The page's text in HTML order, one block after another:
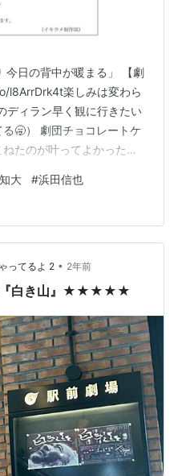
今日の背中が暖まる」 【劇
l8ArrDrk4t楽しみは変わら
ディラン早く観に行きたい
る🥱） 劇団チョコレートケ
たのが叶ってよかった
す。3年前に第一稿を読ま
すぐにでも演らせて欲し
いよいよ今年上演です!か
漠のノーマ・ジーン」
大 #浜田信也
ってるよ 2 • 2年前
『白き山』★★★★★